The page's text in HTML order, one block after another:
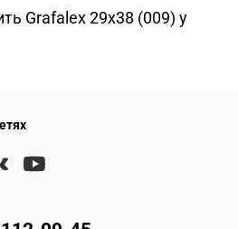
Grafalex 29x38 (009) у